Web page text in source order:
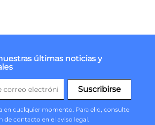
últimas noticias y
en cualquier momento. Para ello, consulte
de contacto en el aviso legal.